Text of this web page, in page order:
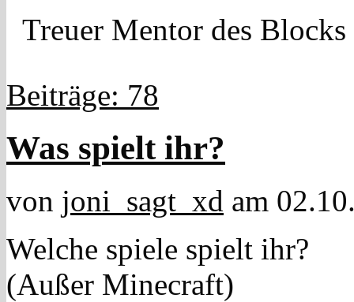
Treuer Mentor des Blocks
Beiträge: 78
Was spielt ihr?
von joni_sagt_xd am
Welche spiele spielt ihr?
(Außer Minecraft)